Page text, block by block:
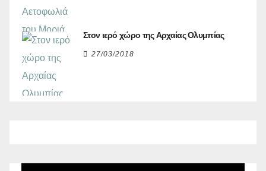
Στον ιερό χώρο της Αρχαίας Ολυμπίας
27/03/2018